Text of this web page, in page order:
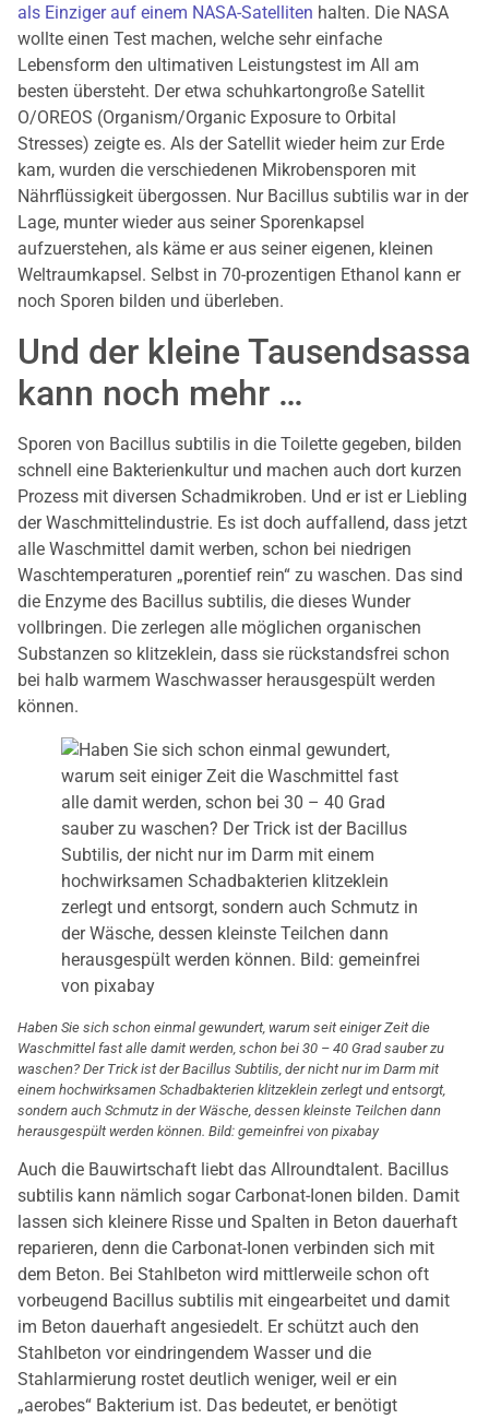
als Einziger auf einem NASA-Satelliten halten. Die NASA
wollte einen Test machen, welche sehr einfache
Lebensform den ultimativen Leistungstest im All am
besten übersteht. Der etwa schuhkartongroße Satellit
O/OREOS (Organism/Organic Exposure to Orbital
Stresses) zeigte es. Als der Satellit wieder heim zur Erde
kam, wurden die verschiedenen Mikrobensporen mit
Nährflüssigkeit übergossen. Nur Bacillus subtilis war in der
Lage, munter wieder aus seiner Sporenkapsel
aufzuerstehen, als käme er aus seiner eigenen, kleinen
Weltraumkapsel. Selbst in 70-prozentigen Ethanol kann er
noch Sporen bilden und überleben.
Und der kleine Tausendsassa
kann noch mehr …
Sporen von Bacillus subtilis in die Toilette gegeben, bilden
schnell eine Bakterienkultur und machen auch dort kurzen
Prozess mit diversen Schadmikroben. Und er ist er Liebling
der Waschmittelindustrie. Es ist doch auffallend, dass jetzt
alle Waschmittel damit werben, schon bei niedrigen
Waschtemperaturen „porentief rein“ zu waschen. Das sind
die Enzyme des Bacillus subtilis, die dieses Wunder
vollbringen. Die zerlegen alle möglichen organischen
Substanzen so klitzeklein, dass sie rückstandsfrei schon
bei halb warmem Waschwasser herausgespült werden
können.
Haben Sie sich schon einmal gewundert, warum seit einiger Zeit die
Waschmittel fast alle damit werden, schon bei 30 – 40 Grad sauber zu
waschen? Der Trick ist der Bacillus Subtilis, der nicht nur im Darm mit
einem hochwirksamen Schadbakterien klitzeklein zerlegt und entsorgt,
sondern auch Schmutz in der Wäsche, dessen kleinste Teilchen dann
herausgespült werden können. Bild: gemeinfrei von pixabay
Auch die Bauwirtschaft liebt das Allroundtalent. Bacillus
subtilis kann nämlich sogar Carbonat-Ionen bilden. Damit
lassen sich kleinere Risse und Spalten in Beton dauerhaft
reparieren, denn die Carbonat-Ionen verbinden sich mit
dem Beton. Bei Stahlbeton wird mittlerweile schon oft
vorbeugend Bacillus subtilis mit eingearbeitet und damit
im Beton dauerhaft angesiedelt. Er schützt auch den
Stahlbeton vor eindringendem Wasser und die
Stahlarmierung rostet deutlich weniger, weil er ein
„aerobes“ Bakterium ist. Das bedeutet, er benötigt